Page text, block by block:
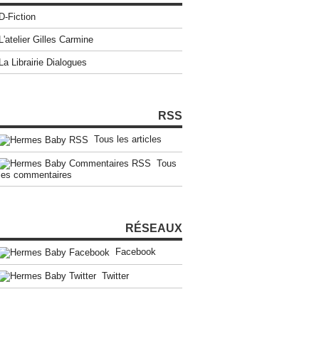
Fiction
Gilles Carmine
Librairie Dialogues
RSS
Tous les articles
Tous
commentaires
RÉSEAUX
Facebook
Twitter